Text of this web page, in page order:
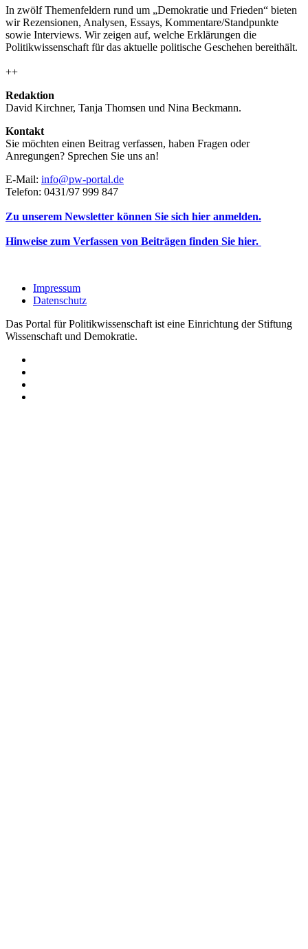
In zwölf Themenfeldern rund um „Demokratie und Frieden“ bieten
wir Rezensionen, Analysen, Essays, Kommentare/Standpunkte
sowie Interviews. Wir zeigen auf, welche Erklärungen die
Politikwissenschaft für das aktuelle politische Geschehen bereithält.
++
Redaktion
David Kirchner, Tanja Thomsen und Nina Beckmann.
Kontakt
Sie möchten einen Beitrag verfassen, haben Fragen oder
Anregungen? Sprechen Sie uns an!
E-Mail: info@pw-portal.de
Telefon: 0431/97 999 847
Zu unserem Newsletter können Sie sich hier anmelden.
Hinweise zum Verfassen von Beiträgen finden Sie hier.
Impressum
Datenschutz
Das Portal für Politikwissenschaft ist eine Einrichtung der Stiftung
Wissenschaft und Demokratie.